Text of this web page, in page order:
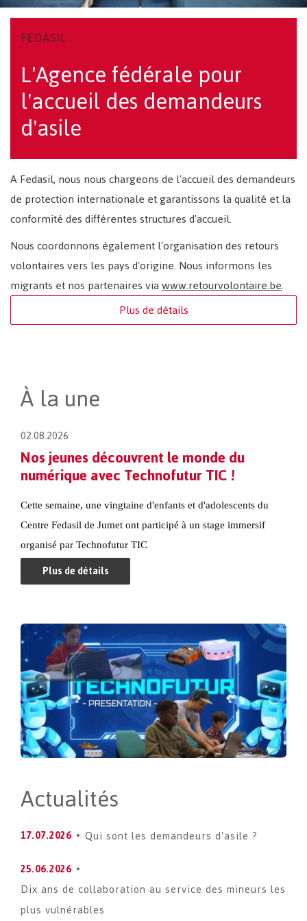
FEDASIL
L'Agence fédérale pour
l'accueil des demandeurs
d'asile
A Fedasil, nous nous chargeons de l'accueil des demandeurs
de protection internationale et garantissons la qualité et la
conformité des différentes structures d'accueil.
Nous coordonnons également l'organisation des retours
volontaires vers les pays d'origine. Nous informons les
migrants et nos partenaires viawww.retourvolontaire.be.
Plus de détails
À la une
02.08.2026
Nos jeunes découvrent le monde du
numérique avec Technofutur TIC !
Cette semaine, une vingtaine d'enfants et d'adolescents du
Centre Fedasil de Jumet ont participé à un stage immersif
organisé par Technofutur TIC
Plus de détails
Actualités
17.07.2026 Qui sont les demandeurs d'asile ?
25.06.2026
Dix ans de collaboration au service des mineurs les
plus vulnérables